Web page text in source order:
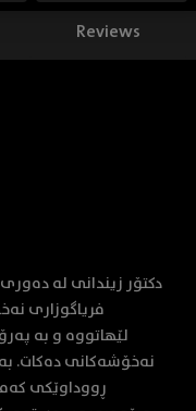
Reviews
دکتۆر زیندانی لە
فریاگوزاری
لێهاتووە و بە
نەخۆشەکانی دەکات.
ڕووداوێکی